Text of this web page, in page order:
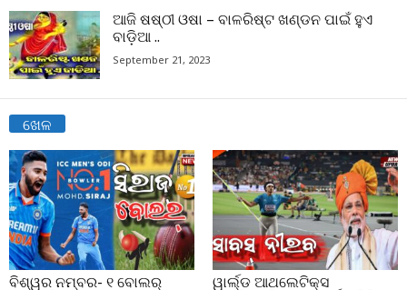
ଆଜି ଷଷ୍ଠୀ ଓଷା – ବାଳରିଷ୍ଟ ଖଣ୍ଡନ ପାଇଁ ହୁଏ
ବାଡ଼ିଆ ..
September 21, 2023
ଖେଳ
ବିଶ୍ୱର ନମ୍ବର- ୧ ବୋଲର୍‌ ୱାର୍ଲ୍ଡ ଆଥଲେଟିକ୍ସ